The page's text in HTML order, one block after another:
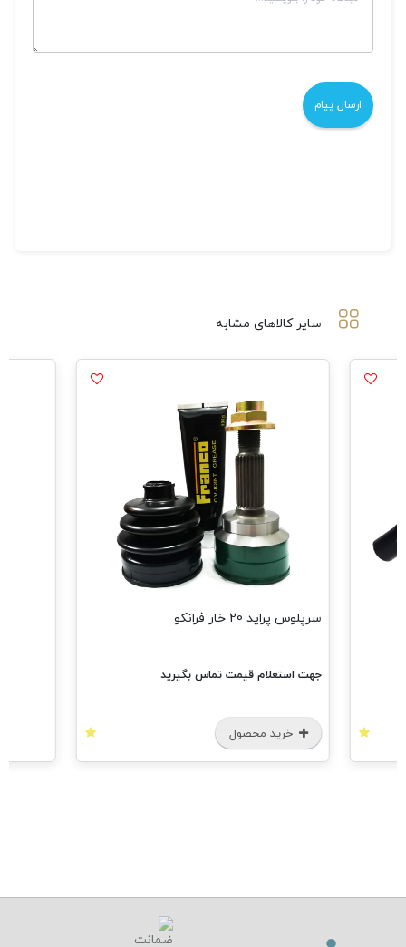
سایر کالاهای مشابه
سرپلوس پراید 20 خار فرانکو
جهت استعلام قیمت تماس بگیرید
خرید محصول